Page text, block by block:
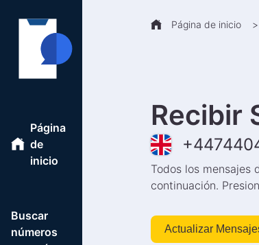
Página
de
inicio
Buscar
números
Página de inicio >
Recibir
+
Todos los mensajes
continuación.
Actualizar